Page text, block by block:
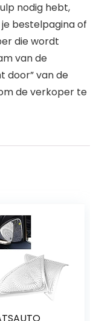
nodig hebt,
bestelpagina of
die wordt
van de
door” van de
de verkoper te